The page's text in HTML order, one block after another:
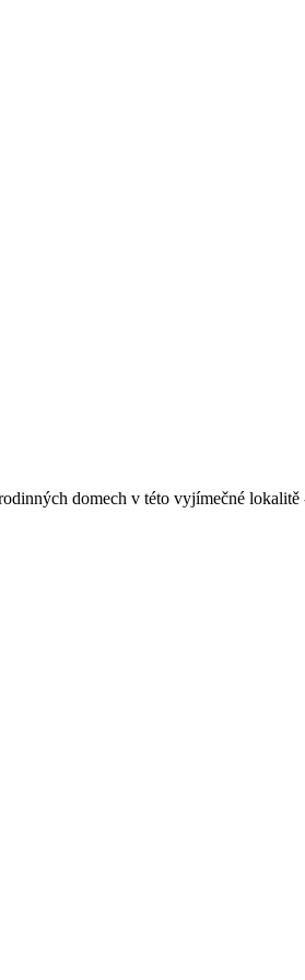
domech v této vyjímečné